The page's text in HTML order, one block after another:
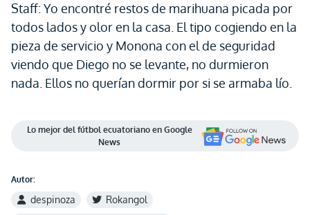
Staff: Yo encontré restos de marihuana picada por
todos lados y olor en la casa. El tipo cogiendo en la
pieza de servicio y Monona con el de seguridad
viendo que Diego no se levante, no durmieron
nada. Ellos no querían dormir por si se armaba lío.
Lo mejor del fútbol ecuatoriano en Google
News
Autor:
despinoza
Rokangol